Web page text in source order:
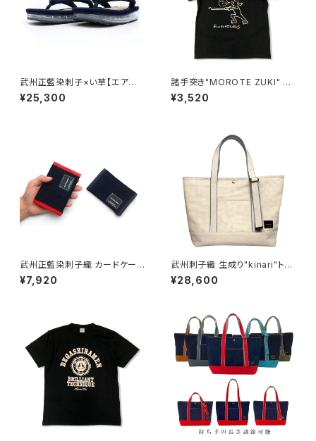
武州正藍染刺子×い草【エア
ー"AIR"雪駄】楽駄-laqda-
¥25,300
諸手突き"MOROTE ZUKI" T-
SHIRTS
¥3,520
武州正藍染刺子織 カードケー
ス-card case-
¥7,920
武州刺子織 生成り"kinari"トー
トバッグ
¥28,600